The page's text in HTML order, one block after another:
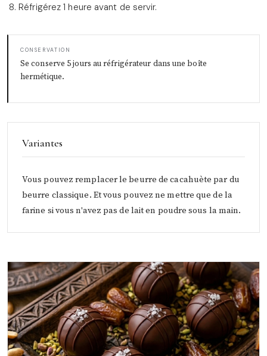
Réfrigérez 1 heure avant de servir.
CONSERVATION
Se conserve 5 jours au réfrigérateur dans une boîte
hermétique.
Variantes
Vous pouvez remplacer le beurre de cacahuète par du
beurre classique. Et vous pouvez ne mettre que de la
farine si vous n'avez pas de lait en poudre sous la main.